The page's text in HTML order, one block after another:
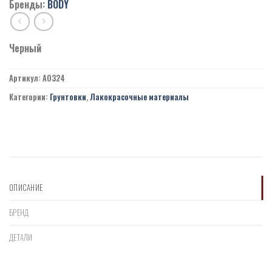
Бренды: BODY
Черный
Артикул: A0324
Категории: Грунтовки,Лакокрасочные материалы
ОПИСАНИЕ
БРЕНД
ДЕТАЛИ